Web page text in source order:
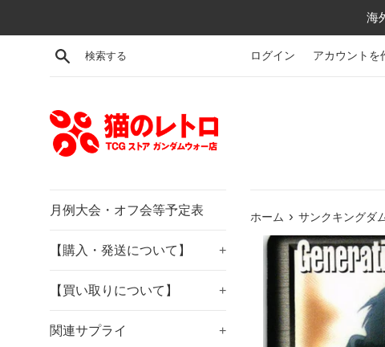
海
検索する ログイン アカウントを
月例大会・オフ会等予定表
【購入・発送について】 +
【買い取りについて】 +
関連サプライ +
ホーム › サンクキングダ